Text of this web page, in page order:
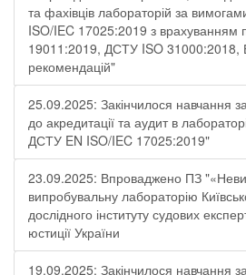
та фахівців лабораторій за
ISO/IEC 17025:2019 з
19011:2019, ДСТУ ISO 31000:2018,
рекомендацій"
25.09.2025: Закінчилося навчання
до акредитації та аудит в
ДСТУ EN ISO/IEC 17025:2019"
23.09.2025: Впроваджено ПЗ
випробувальну лабораторію
дослідного інституту судових
юстиції України
19.09.2025: Закінчилося навчання